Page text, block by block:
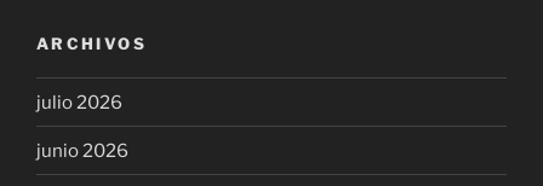
ARCHIVOS
julio 2026
junio 2026